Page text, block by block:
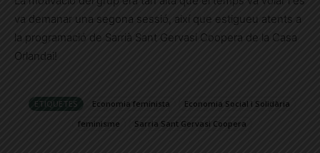
va demanar una segona sessió, així que estigueu atents a
la programació de Sarrià Sant Gervasi Coopera de la Casa
Orlandai!
ETIQUETES Economia feminista
Economia Social i Solidària
feminisme
Sarria Sant Gervasi Coopera